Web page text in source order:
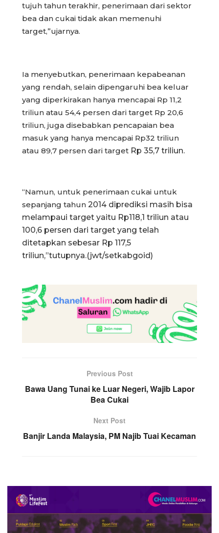
tujuh tahun terakhir, penerimaan dari sektor
bea dan cukai tidak akan memenuhi
target,”ujarnya.
Ia menyebutkan, penerimaan kepabeanan
yang rendah, selain dipengaruhi bea keluar
yang diperkirakan hanya mencapai Rp 11,2
triliun atau 54,4 persen dari target Rp 20,6
triliun, juga disebabkan pencapaian bea
masuk yang hanya mencapai Rp32 triliun
atau 89,7 persen dari target Rp 35,7 triliun.
“Namun, untuk penerimaan cukai untuk
sepanjang tahun 2014 diprediksi masih bisa
melampaui target yaitu Rp118,1 triliun atau
100,6 persen dari target yang telah
ditetapkan sebesar Rp 117,5
triliun,”tutupnya.(jwt/setkabgoid)
Previous Post
Bawa Uang Tunai ke Luar Negeri, Wajib Lapor
Bea Cukai
Next Post
Banjir Landa Malaysia, PM Najib Tuai Kecaman